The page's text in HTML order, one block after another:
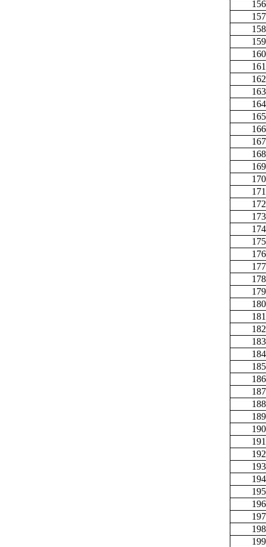
156
157
158
159
160
161
162
163
164
165
166
167
168
169
170
171
172
173
174
175
176
177
178
179
180
181
182
183
184
185
186
187
188
189
190
191
192
193
194
195
196
197
198
199